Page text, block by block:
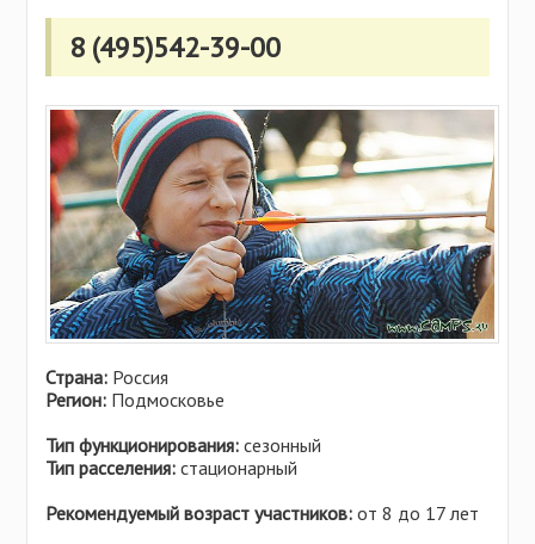
Свердловская область
Смоленская область
Татарстан
Тверская область
Ульяновская область
Удмуртия
Хабаровский край
Челябинская область
Чувашия
Ярославская область
Польша
Сербия
Сингапур
Словакия
США
Тунис
Турция
Украина
Финляндия
Хорватия
Черногория
Чехия
Швейцария
Эстония
8 (495)542-39-00
Страна: Россия
Регион: Подмосковье
Тип функционирования: сезонный
Тип расселения: стационарный
Рекомендуемый возраст участников: от 8 до 17 лет